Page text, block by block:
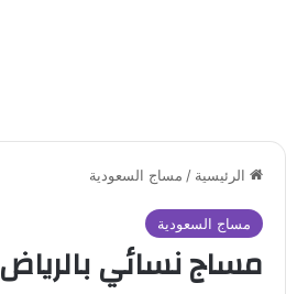
الرئيسية / مساج السعودية
مساج السعودية
مساج نسائي بالرياض